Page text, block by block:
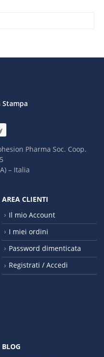
Stampa
Pharma Soc. Coop.
– It​alia
AREA CLIENTI
Il mio Account
I miei ordini
Password dimenticata
Registrati / Accedi
BLOG